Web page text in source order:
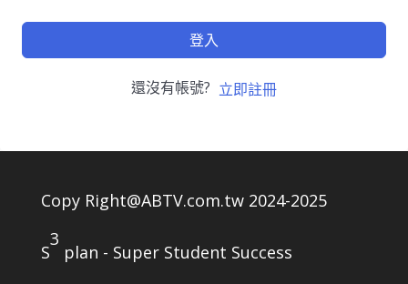
登入
還沒有帳號? 立即註冊
Copy Right@ABTV.com.tw 2024-2025
S
3
plan - Super Student Success